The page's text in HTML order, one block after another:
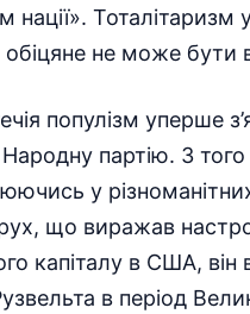
Тоталітаризм
не може бути
популізм уперше
партію. З
у
що виражав
капіталу в США, він
в період